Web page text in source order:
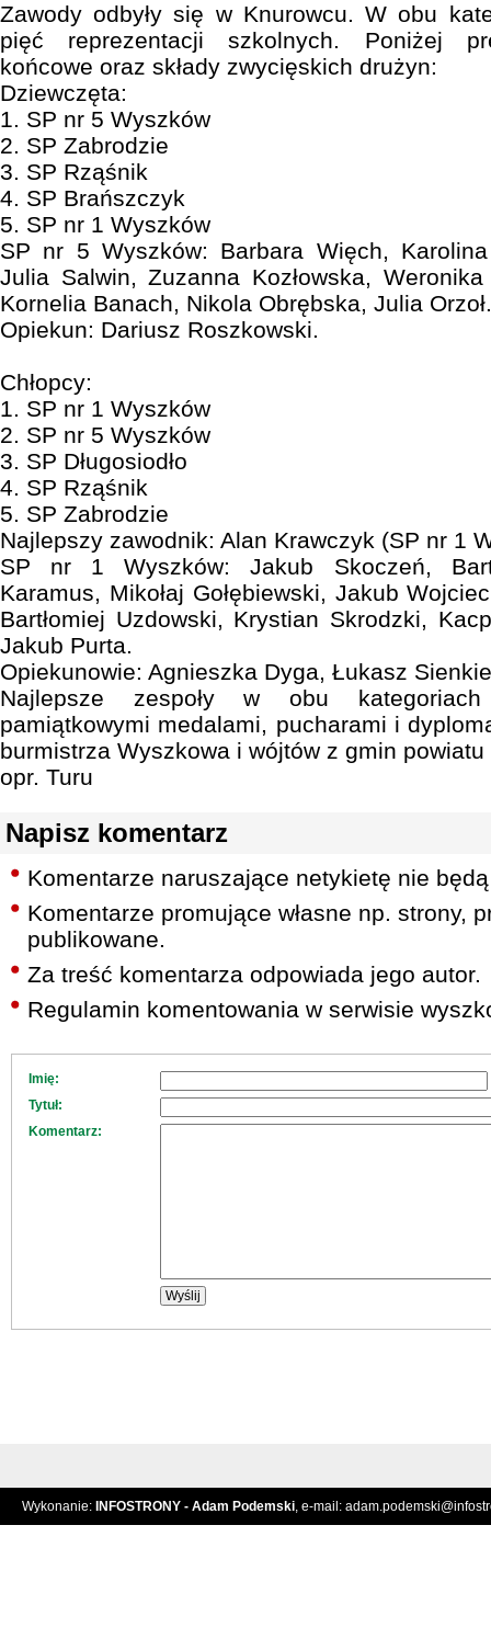
Zawody odbyły się w Knurowcu. W obu
pięć reprezentacji szkolnych. Poniżej
końcowe oraz składy zwycięskich drużyn:
Dziewczęta:
1. SP nr 5 Wyszków
2. SP Zabrodzie
3. SP Rząśnik
4. SP Brańszczyk
5. SP nr 1 Wyszków
SP nr 5 Wyszków: Barbara Więch,
Julia Salwin, Zuzanna Kozłowska,
Kornelia Banach, Nikola Obrębska, Julia Orzoł.
Opiekun: Dariusz Roszkowski.
Chłopcy:
1. SP nr 1 Wyszków
2. SP nr 5 Wyszków
3. SP Długosiodło
4. SP Rząśnik
5. SP Zabrodzie
Najlepszy zawodnik: Alan Krawczyk (SP nr 1
SP nr 1 Wyszków: Jakub Skoczeń,
Karamus, Mikołaj Gołębiewski, Jakub
Bartłomiej Uzdowski, Krystian Skrodzki,
Jakub Purta.
Opiekunowie: Agnieszka Dyga, Łukasz
Najlepsze zespoły w obu kategoriach
pamiątkowymi medalami, pucharami i
burmistrza Wyszkowa i wójtów z gmin
opr. Turu
Napisz komentarz
Komentarze naruszające netykietę nie
Komentarze promujące własne np. strony,
publikowane.
Za treść komentarza odpowiada jego autor.
Regulamin komentowania w serwisie
Imię:
Tytuł:
Komentarz:
Wykonanie: INFOSTRONY - Adam Podemski, e-mail: